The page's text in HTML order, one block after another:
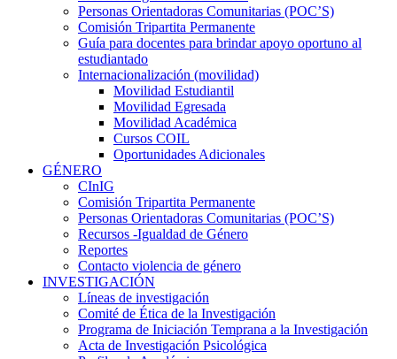
Personas Orientadoras Comunitarias (POC’S)
Comisión Tripartita Permanente
Guía para docentes para brindar apoyo oportuno al
estudiantado
Internacionalización (movilidad)
Movilidad Estudiantil
Movilidad Egresada
Movilidad Académica
Cursos COIL
Oportunidades Adicionales
GÉNERO
CInIG
Comisión Tripartita Permanente
Personas Orientadoras Comunitarias (POC’S)
Recursos -Igualdad de Género
Reportes
Contacto violencia de género
INVESTIGACIÓN
Líneas de investigación
Comité de Ética de la Investigación
Programa de Iniciación Temprana a la Investigación
Acta de Investigación Psicológica